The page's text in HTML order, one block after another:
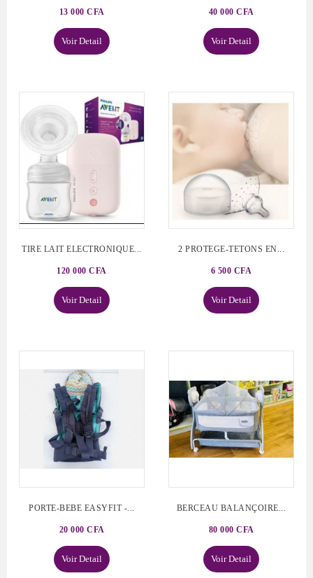
13 000 CFA
Voir Detail
40 000 CFA
Voir Detail
TIRE LAIT ELECTRONIQUE...
120 000 CFA
Voir Detail
2 PROTEGE-TETONS EN...
6 500 CFA
Voir Detail
PORTE-BEBE EASYFIT -...
20 000 CFA
Voir Detail
BERCEAU BALANÇOIRE...
80 000 CFA
Voir Detail